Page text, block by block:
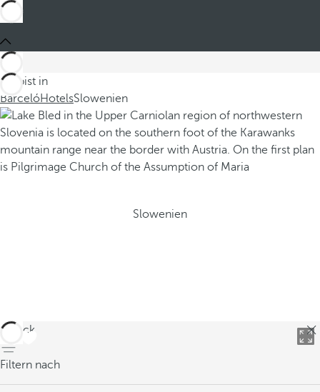
Du bist in
BarcelóHotelsSlowenien
Slowenien
zurück
Filtern nach